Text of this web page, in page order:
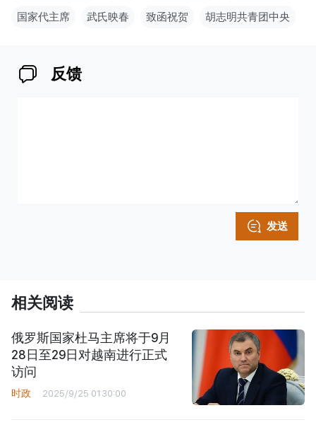
国家代主席 武氏映春 致函祝贺 胡志明共青团中央
反馈
发送
相关阅读
俄罗斯国家杜马主席将于9月
28日至29日对越南进行正式
访问
时政 2025/9/25 01:30:00